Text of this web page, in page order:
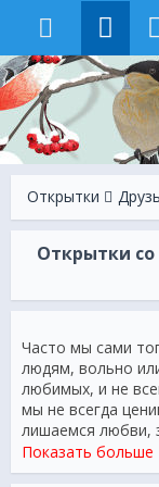
Открытки
Открытки со
Часто мы сами
людям, вольно
любимых, и не
мы не всегда
лишаемся любви,
для нас значат.
уважали, но
Показать